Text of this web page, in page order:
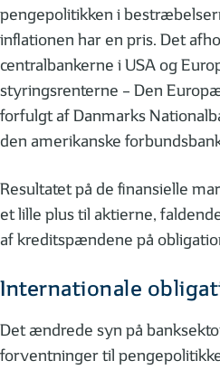
pengepolitikken i
inflationen har en pris. Det
centralbankerne i USA og
styringsrenterne – Den
forfulgt af Danmarks
den amerikanske
Resultatet på de finansielle
et lille plus til aktierne,
af kreditspændene på
Internationale
Det ændrede syn på
forventninger til